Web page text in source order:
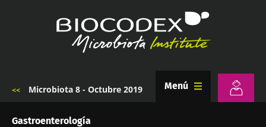
de
Microbiota 8 - Octubre 2019 Menú
Gastroenterología